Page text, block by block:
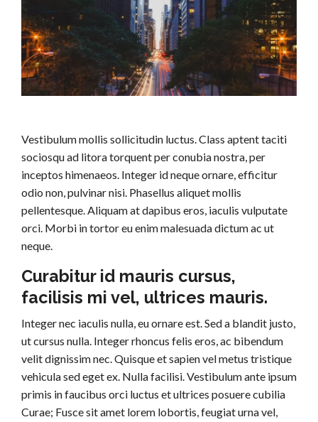
Vestibulum mollis sollicitudin luctus. Class aptent taciti
sociosqu ad litora torquent per conubia nostra, per
inceptos himenaeos. Integer id neque ornare, efficitur
odio non, pulvinar nisi. Phasellus aliquet mollis
pellentesque. Aliquam at dapibus eros, iaculis vulputate
orci. Morbi in tortor eu enim malesuada dictum ac ut
neque.
Curabitur id mauris cursus,
facilisis mi vel, ultrices mauris.
Integer nec iaculis nulla, eu ornare est. Sed a blandit justo,
ut cursus nulla. Integer rhoncus felis eros, ac bibendum
velit dignissim nec. Quisque et sapien vel metus tristique
vehicula sed eget ex. Nulla facilisi. Vestibulum ante ipsum
primis in faucibus orci luctus et ultrices posuere cubilia
Curae; Fusce sit amet lorem lobortis, feugiat urna vel,